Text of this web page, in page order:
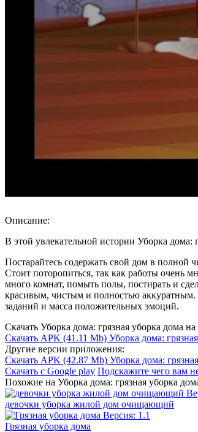
Описание:
В этой увлекательной истории Уборка дома:
Постарайтесь содержать свой дом в полной
Стоит поторопиться, так как работы очень
много комнат, помыть полы, постирать и
красивым, чистым и полностью аккуратным.
заданий и масса положительных эмоций.
Скачать Уборка дома: грязная уборка дома
Скачать APK (41.11 Mb) Уборка дома:
Другие версии приложения:
Скачать APK (42.87 Mb) Уборка дома:
Скачать с Google play Подскажите чего вам
Похожие на Уборка дома: грязная уборка
девочки уборка жилой дом очищающий
Грязная уборка дома